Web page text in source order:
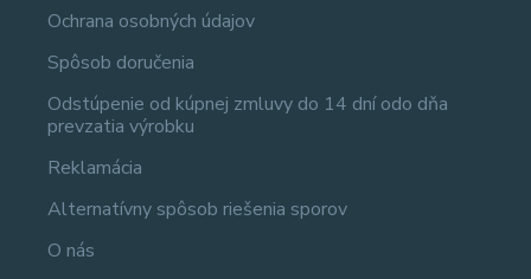
Ochrana osobných údajov
Spôsob doručenia
Odstúpenie od kúpnej zmluvy do 14 dní odo dňa
prevzatia výrobku
Reklamácia
Alternatívny spôsob riešenia sporov
O nás